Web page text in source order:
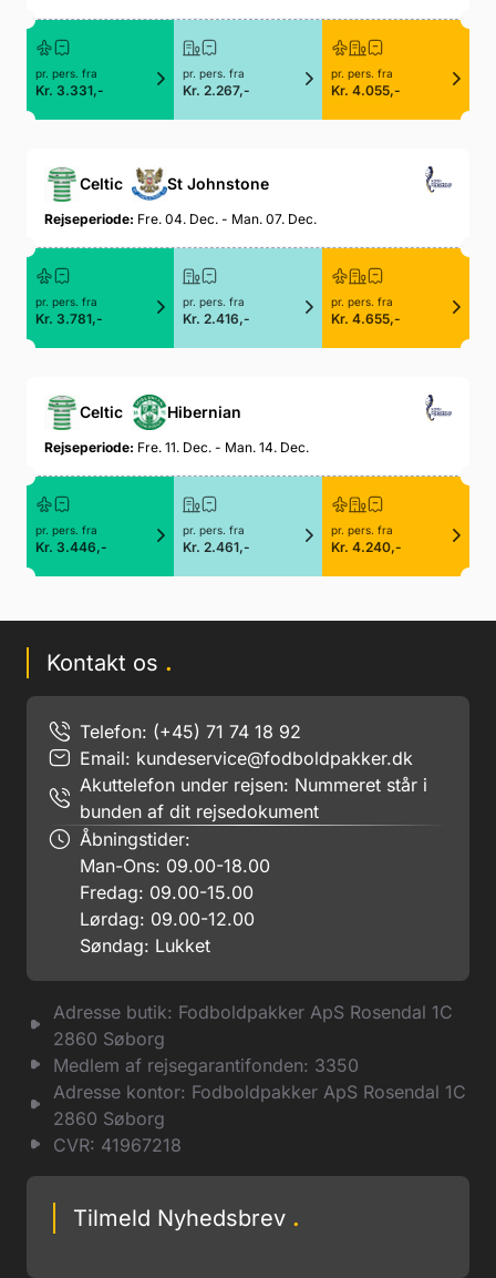
pr. pers. fra
Kr. 3.331,-
pr. pers. fra
Kr. 2.267,-
pr. pers. fra
Kr. 4.055,-
Celtic St Johnstone
Rejseperiode: Fre. 04. Dec. - Man. 07. Dec.
pr. pers. fra
Kr. 3.781,-
pr. pers. fra
Kr. 2.416,-
pr. pers. fra
Kr. 4.655,-
Celtic Hibernian
Rejseperiode: Fre. 11. Dec. - Man. 14. Dec.
pr. pers. fra
Kr. 3.446,-
pr. pers. fra
Kr. 2.461,-
pr. pers. fra
Kr. 4.240,-
Kontakt os .
Telefon: (+45) 71 74 18 92
Email: kundeservice@fodboldpakker.dk
Akuttelefon under rejsen: Nummeret står i
bunden af dit rejsedokument
Åbningstider:
Man-Ons: 09.00-18.00
Fredag: 09.00-15.00
Lørdag: 09.00-12.00
Søndag: Lukket
Adresse butik: Fodboldpakker ApS Rosendal 1C
2860 Søborg
Medlem af rejsegarantifonden: 3350
Adresse kontor: Fodboldpakker ApS Rosendal 1C
2860 Søborg
CVR: 41967218
Tilmeld Nyhedsbrev .